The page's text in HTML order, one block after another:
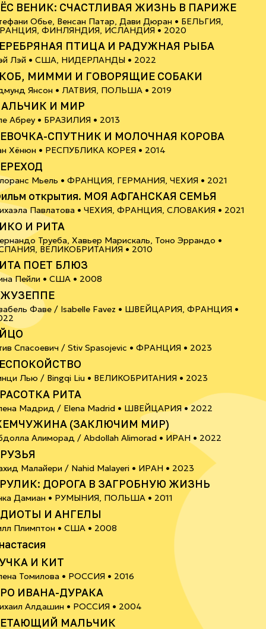
ВЕНИК: СЧАСТЛИВАЯ ЖИЗНЬ В ПАРИЖЕ
Обье, Венсан Патар, Дави Дюран • БЕЛЬГИЯ,
ФИНЛЯНДИЯ, ИСЛАНДИЯ • 2020
ПТИЦА И РАДУЖНАЯ РЫБА
Лэй • США, НИДЕРЛАНДЫ • 2022
МИММИ И ГОВОРЯЩИЕ СОБАКИ
Янсон • ЛАТВИЯ, ПОЛЬША • 2019
И МИР
Абреу • БРАЗИЛИЯ • 2013
СПУТНИК И МОЛОЧНАЯ КОРОВА
Хёнюн • РЕСПУБЛИКА КОРЕЯ • 2014
Мьель • ФРАНЦИЯ, ГЕРМАНИЯ, ЧЕХИЯ • 2021
открытия. МОЯ АФГАНСКАЯ СЕМЬЯ
Павлатова • ЧЕХИЯ, ФРАНЦИЯ, СЛОВАКИЯ • 2021
16+
И РИТА
Труеба, Хавьер Марискаль, Тоно Эррандо •
ВЕЛИКОБРИТАНИЯ • 2010
ПОЕТ БЛЮЗ
Пейли • США • 2008
Фаве / Isabelle Favez • ШВЕЙЦАРИЯ, ФРАНЦИЯ •6+
Спасоевич / Stiv Spasojevic • ФРАНЦИЯ • 2023
Лью / Bingqi Liu • ВЕЛИКОБРИТАНИЯ • 2023
РИТА
Мадрид / Elena Madrid • ШВЕЙЦАРИЯ• 2022
(ЗАКЛЮЧИМ МИР)
Алиморад / Abdollah Alimorad • ИРАН • 2022
Малайери / Nahid Malayeri • ИРАН • 2023
ДОРОГА В ЗАГРОБНУЮ ЖИЗНЬ
Дамиан • РУМЫНИЯ, ПОЛЬША • 2011
И АНГЕЛЫ
Плимптон • США • 2008
И КИТ
Томилова • РОССИЯ • 2016
ИВАНА-ДУРАКА
Алдашин • РОССИЯ • 2004
МАЛЬЧИК